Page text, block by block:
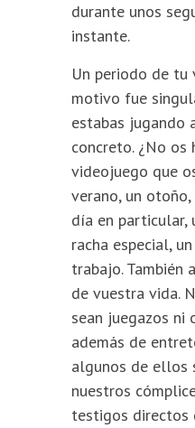
durante unos
instante.
Un periodo de tu
motivo fue
estabas jugando
concreto. ¿No os
videojuego que
verano, un otoño,
día en particular,
racha especial,
trabajo. También
de vuestra vida.
sean juegazos ni
además de
algunos de ellos
nuestros
testigos directos